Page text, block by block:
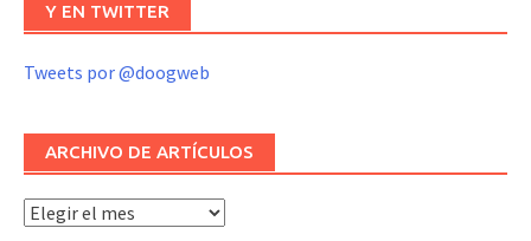
Y EN TWITTER
Tweets por @doogweb
ARCHIVO DE ARTÍCULOS
Archivo